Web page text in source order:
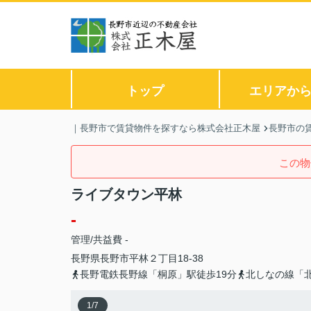
トップ エリアか
｜長野市で賃貸物件を探すなら株式会社正木屋 長野市の
この
ライブタウン平林
-
管理/共益費 -
長野県長野市平林２丁目18-38
長野電鉄長野線「桐原」駅徒歩19分
北しなの線「
1/7